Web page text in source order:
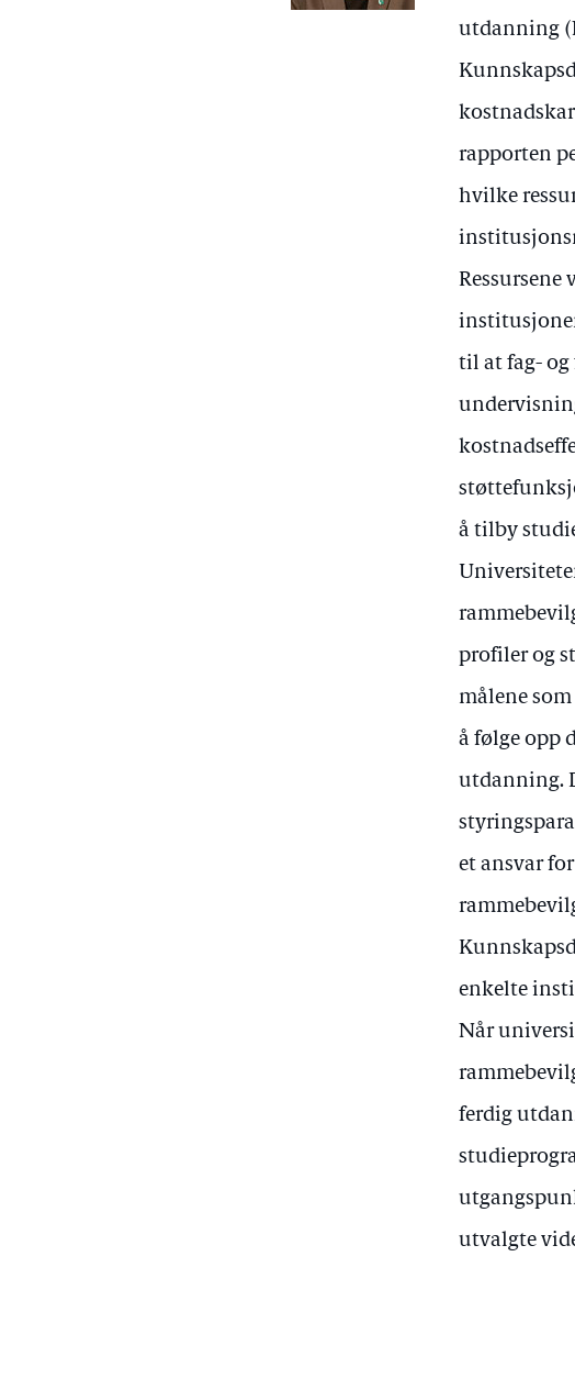
utdanning
rapporten
hvilke
til at fag-
å tilby
profiler og
målene
å følge opp
utdanning.
et ansvar
enkelte
Når
ferdig
utvalgte